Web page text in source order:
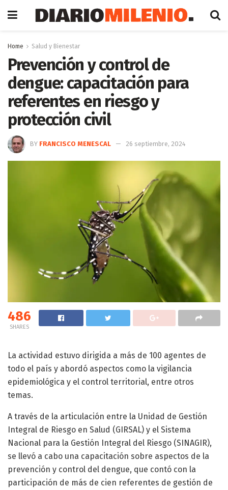
Home Salud y Bienestar
Prevención y control de
dengue: capacitación para
referentes en riesgo y
protección civil
BY FRANCISCO MENESCAL 26 septiembre, 2024
486
SHARES
La actividad estuvo dirigida a más de 100 agentes de
todo el país y abordó aspectos como la vigilancia
epidemiológica y el control territorial, entre otros
temas.
A través de la articulación entre la Unidad de Gestión
Integral de Riesgo en Salud (GIRSAL) y el Sistema
Nacional para la Gestión Integral del Riesgo (SINAGIR),
se llevó a cabo una capacitación sobre aspectos de la
prevención y control del dengue, que contó con la
participación de más de cien referentes de gestión de